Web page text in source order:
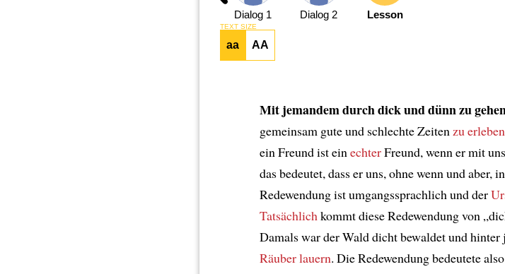
Dialog 1 Dialog 2 Lesson
TEXT SIZE
aa AA
Mit jemandem durch dick und dünn zu
gemeinsam gute und schlechte Zeiten zu erleben
ein Freund ist ein echterFreund, wenn er mit uns
das bedeutet, dass er uns, ohne wenn und aber,
Redewendung ist umgangssprachlich und der
Tatsächlich kommt diese Redewendung von
Damals war der Wald dicht bewaldet und
Räuberlauern. Die Redewendung bedeutete